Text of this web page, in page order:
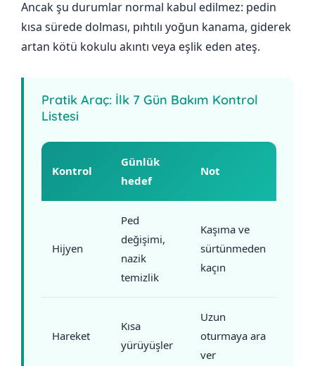
Ancak şu durumlar normal kabul edilmez: pedin
kısa sürede dolması, pıhtılı yoğun kanama, giderek
artan kötü kokulu akıntı veya eşlik eden ateş.
Pratik Araç: İlk 7 Gün Bakım Kontrol
Listesi
Kontrol
Günlük
hedef
Not
Hijyen
Ped
değişimi,
nazik
temizlik
Kaşıma ve
sürtünmeden
kaçın
Hareket
Kısa
yürüyüşler
Uzun
oturmaya ara
ver